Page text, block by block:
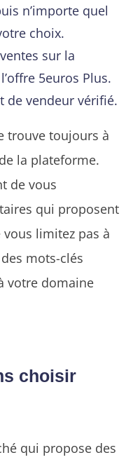
n’importe quel
choix.
sur la
5euros Plus.
de vendeur vérifié.
trouve toujours à
la plateforme.
de vous
qui proposent
limitez pas à
mots-clés
votre domaine
choisir
qui propose des